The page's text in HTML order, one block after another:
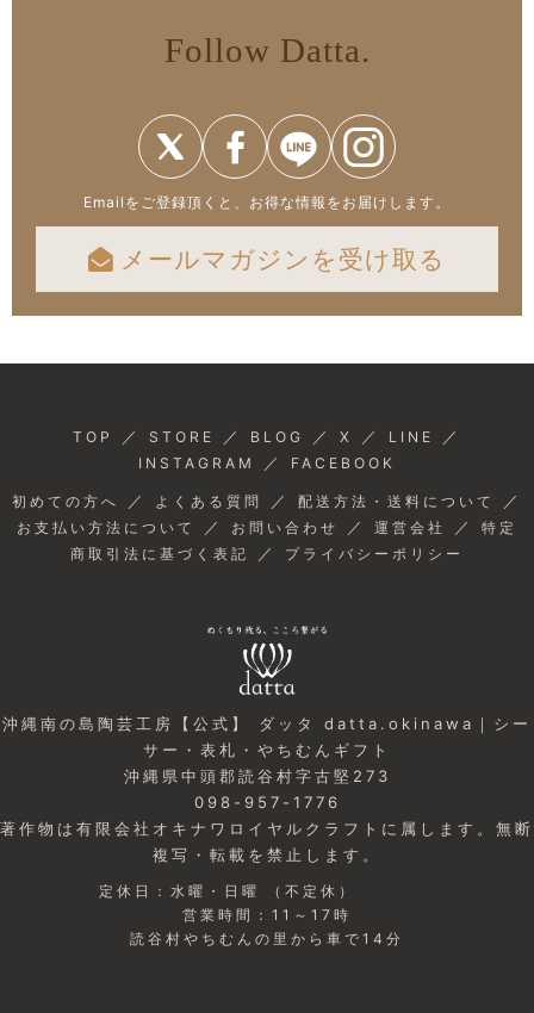
Follow Datta.
Emailをご登録頂くと、お得な情報をお届けします。
メールマガジンを受け取る
TOP ／ STORE ／ BLOG ／ X ／ LINE ／
INSTAGRAM ／ FACEBOOK
初めての方へ ／ よくある質問 ／ 配送方法・送料について ／
お支払い方法について ／ お問い合わせ ／ 運営会社 ／ 特定
商取引法に基づく表記
／ プライバシーポリシー
沖縄南の島陶芸工房【公式】 ダッタ datta.okinawa｜シー
サー・表札・やちむんギフト
沖縄県中頭郡読谷村字古堅273
098-957-1776
著作物は有限会社オキナワロイヤルクラフトに属します。無断
複写・転載を禁止します。
定休日：水曜・日曜 （不定休）
営業時間：11～17時
読谷村やちむんの里から車で14分